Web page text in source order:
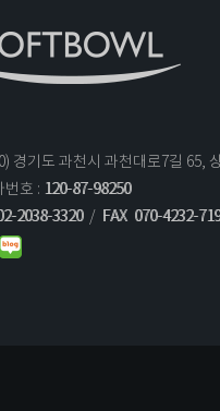
바로가기
경기도 과천시 과천대로7길 65,
번호 : 120-87-98250
2038-3320/ FAX 070-4232-